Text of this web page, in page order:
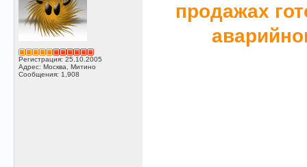
Регистрация: 25.10.2005
Адрес: Москва, Митино
Сообщения: 1,908
продажах